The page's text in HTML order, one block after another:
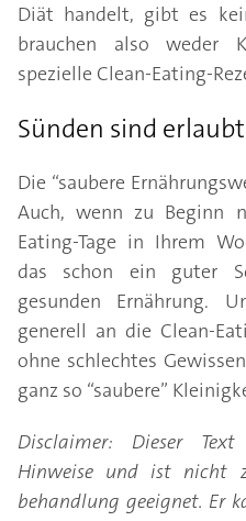
Diät handelt, gibt es
brauchen also weder
spezielle Clean-Eating-
Sünden sind erlaubt
Die “saubere
Auch, wenn zu Beginn
Eating-Tage in Ihrem
das schon ein guter
gesunden Ernährung.
generell an die Clean-
ohne schlechtes
ganz so “saubere”
Disclaimer: Dieser
Hinweise und ist nicht
behandlung geeignet. Er